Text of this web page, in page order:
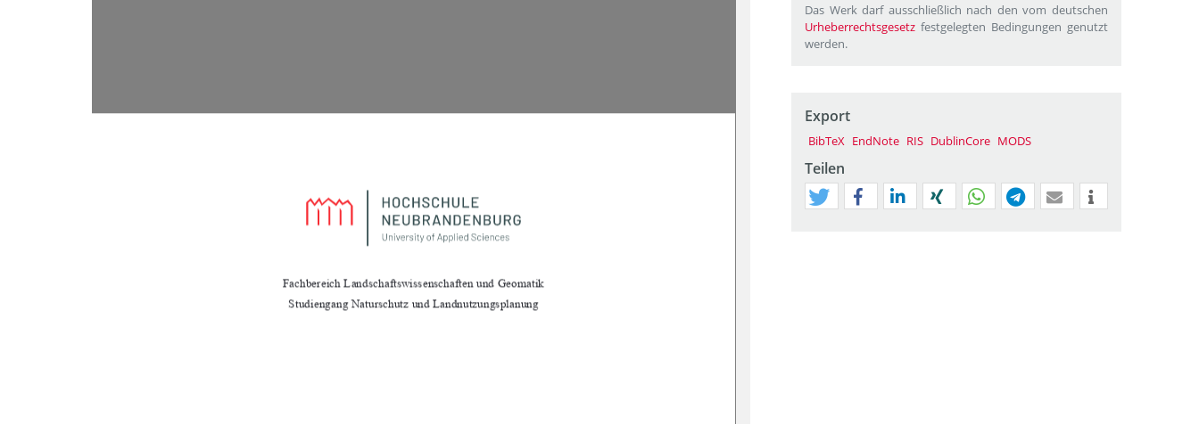
Fachbereich Landschaftswissenschaften und Geomatik
Studiengang Naturschutz und Landnutzungsplanung
Das Werk darf ausschließlich nach den vom deutschen
Urheberrechtsgesetz festgelegten Bedingungen genutzt
werden.
Export
BibTeX EndNote RIS DublinCore MODS
Teilen